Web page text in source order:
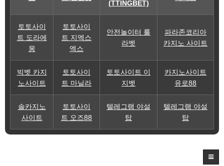
(TTINGBET)
토토사이
트 도라에
몽
토토사이
트 지엑스
엑스
안전놀이터 룰
라벳
파라존코리아
카지노 사이트
빅벳 카지
노사이트
토토사이
트 마닐라
토토사이트 이
지벳
카지노사이트
유로88
솔카지노
사이트
토토사이
트 오즈88
텔레그램 야설
탑
텔레그램 야설
탑